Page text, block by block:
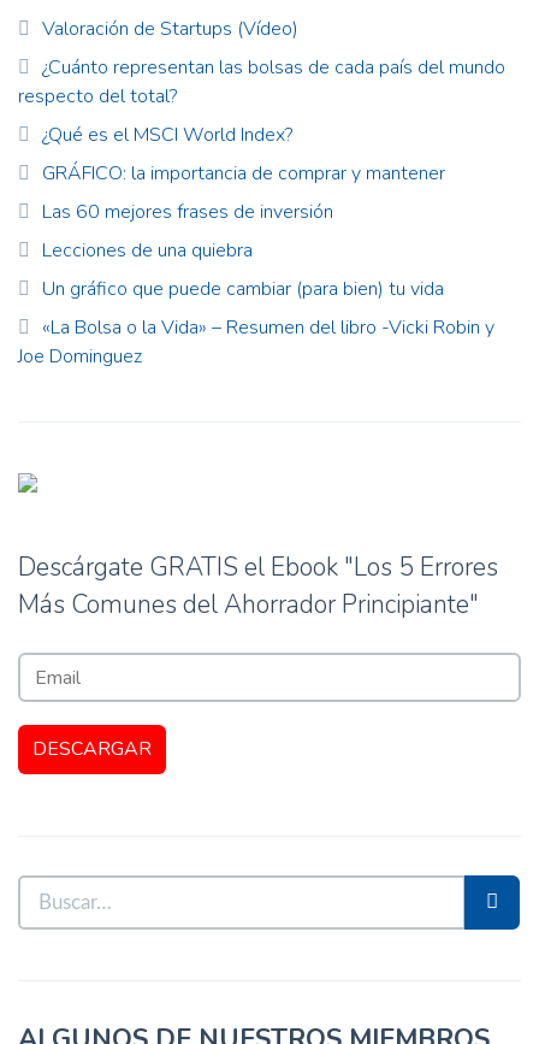
Valoración de Startups (Vídeo)
¿Cuánto representan las bolsas de cada país del mundo
respecto del total?
¿Qué es el MSCI World Index?
GRÁFICO: la importancia de comprar y mantener
Las 60 mejores frases de inversión
Lecciones de una quiebra
Un gráfico que puede cambiar (para bien) tu vida
«La Bolsa o la Vida» – Resumen del libro -Vicki Robin y
Joe Dominguez
Descárgate GRATIS el Ebook "Los 5 Errores
Más Comunes del Ahorrador Principiante"